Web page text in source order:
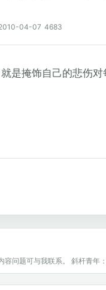
04-07 4683
是掩饰自己的悲伤对
容问题可与我联系。 斜杆青年